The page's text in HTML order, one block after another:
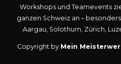
Workshops und Teamevents
ganzen Schweiz an –
Aargau, Solothurn, Zürich,
Copyright by Mein